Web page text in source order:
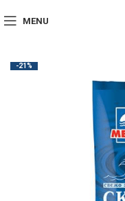
MENU
-21%